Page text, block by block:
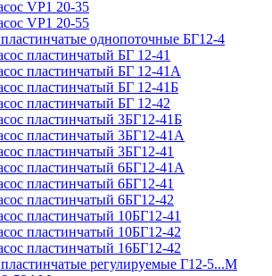
VP1 20-35
VP1 20-55
однопоточные БГ12-4
пластинчатый БГ 12-41
пластинчатый БГ 12-41А
пластинчатый БГ 12-41Б
пластинчатый БГ 12-42
пластинчатый 3БГ12-41Б
пластинчатый 3БГ12-41А
пластинчатый 3БГ12-41
пластинчатый 6БГ12-41А
пластинчатый 6БГ12-41
пластинчатый 6БГ12-42
пластинчатый 10БГ12-41
пластинчатый 10БГ12-42
пластинчатый 16БГ12-42
регулируемые Г12-5...М